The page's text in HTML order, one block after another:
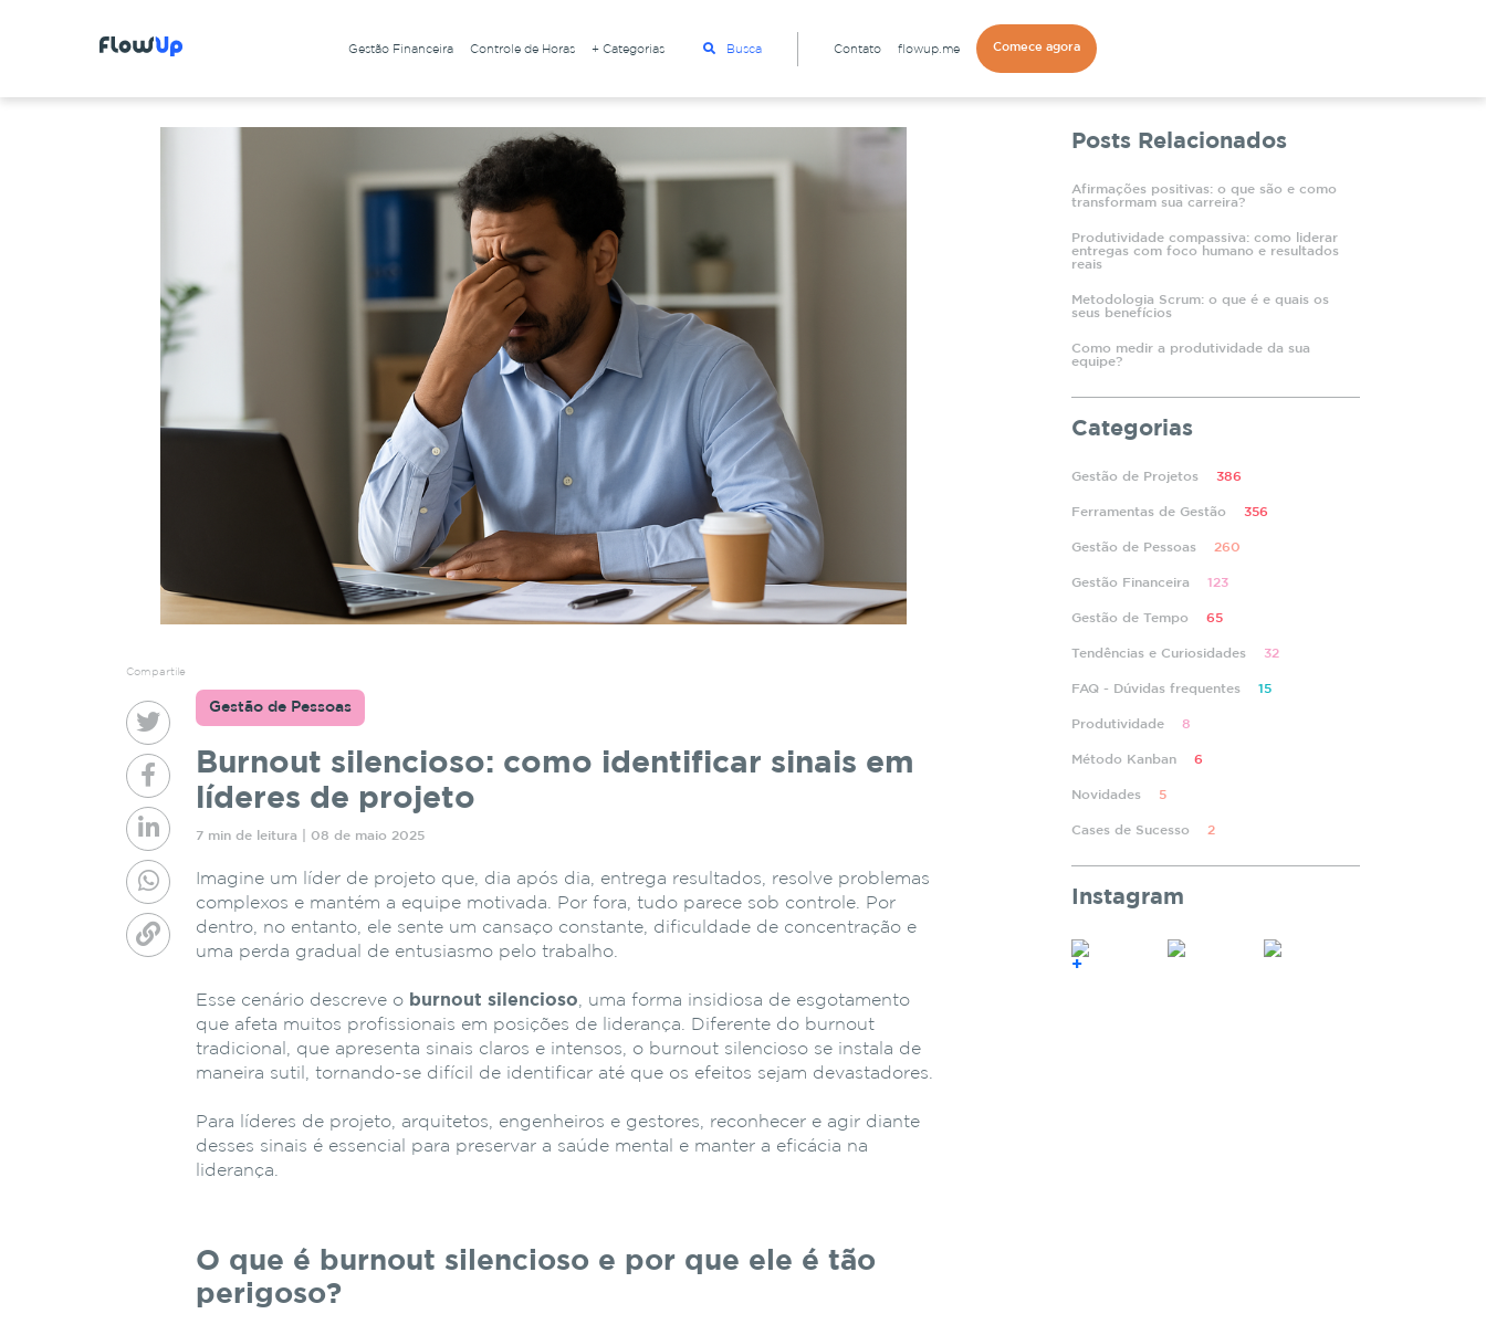
Gestão Financeira Controle de Horas + Categorias Busca Contato flowup.me Comece agora
Compartile
Gestão de Pessoas
Burnout silencioso: como identificar sinais em
líderes de projeto
7 min de leitura | 08 de maio 2025
Imagine um líder de projeto que, dia após dia, entrega resultados, resolve problemas
complexos e mantém a equipe motivada. Por fora, tudo parece sob controle. Por
dentro, no entanto, ele sente um cansaço constante, dificuldade de concentração e
uma perda gradual de entusiasmo pelo trabalho.
Esse cenário descreve o burnout silencioso, uma forma insidiosa de esgotamento
que afeta muitos profissionais em posições de liderança. Diferente do burnout
tradicional, que apresenta sinais claros e intensos, o burnout silencioso se instala de
maneira sutil, tornando-se difícil de identificar até que os efeitos sejam devastadores.
Para líderes de projeto, arquitetos, engenheiros e gestores, reconhecer e agir diante
desses sinais é essencial para preservar a saúde mental e manter a eficácia na
liderança.
O que é burnout silencioso e por que ele é tão
perigoso?
Posts Relacionados
Afirmações positivas: o que são e como
transformam sua carreira?
Produtividade compassiva: como liderar
entregas com foco humano e resultados
reais
Metodologia Scrum: o que é e quais os
seus benefícios
Como medir a produtividade da sua
equipe?
Categorias
Gestão de Projetos 386
Ferramentas de Gestão 356
Gestão de Pessoas 260
Gestão Financeira 123
Gestão de Tempo 65
Tendências e Curiosidades 32
FAQ - Dúvidas frequentes 15
Produtividade 8
Método Kanban 6
Novidades 5
Cases de Sucesso 2
Instagram
+